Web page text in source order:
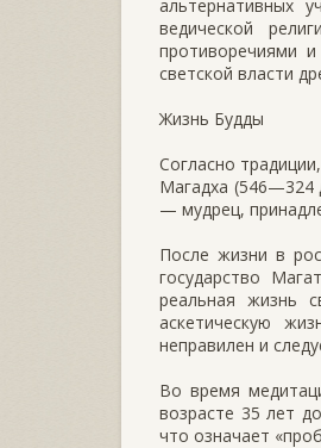
альтернативных
ведической
противоречиями
светской власти
Жизнь Будды
Согласно
Магадха (546—324
— мудрец,
После жизни в
государство
реальная жизнь
аскетическую
неправилен и
Во время
возрасте 35 лет
что означает